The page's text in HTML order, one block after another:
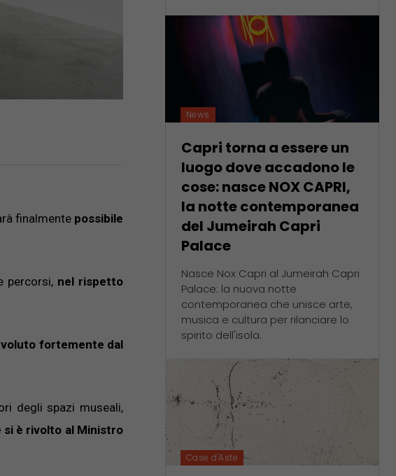
finalmente possibile
percorsi, nel rispetto
fortemente dal
degli spazi museali,
si è rivolto al Ministro
News
Capri torna a essere un
luogo dove accadono le
cose: nasce NOX CAPRI,
la notte contemporanea
del Jumeirah Capri
Palace
Nasce Nox Capri al Jumeirah Capri
Palace: la nuova notte
contemporanea che unisce arte,
musica e cultura per rilanciare lo
spirito dell'isola.
Case d'Aste